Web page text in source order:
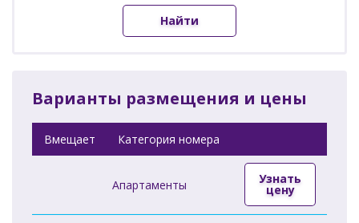
Найти
Варианты размещения и цены
Вмещает Категория номера
Апартаменты Узнать
цену